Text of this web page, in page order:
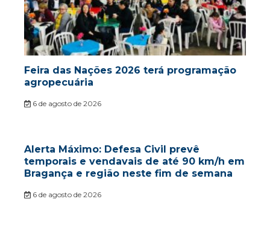
Feira das Nações 2026 terá programação
agropecuária
6 de agosto de 2026
Alerta Máximo: Defesa Civil prevê
temporais e vendavais de até 90 km/h em
Bragança e região neste fim de semana
6 de agosto de 2026